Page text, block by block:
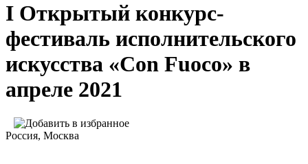
I Открытый конкурс-
фестиваль исполнительского
искусства «Con Fuoco» в
апреле 2021
Россия, Москва